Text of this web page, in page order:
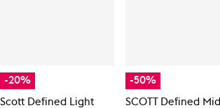
-20%
Scott Defined Light
-50%
SCOTT Defined Mid